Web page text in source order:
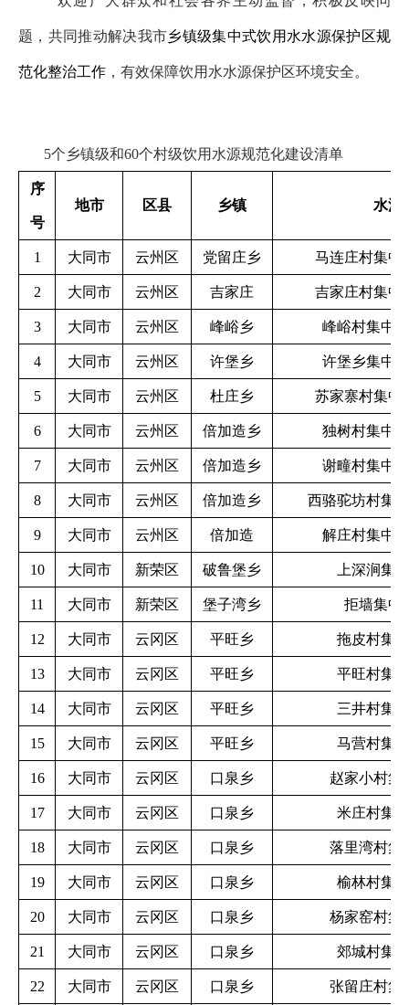
题，共同推动解决我市乡镇级集中式饮用水水源保护区规
范化整治工作 ，有效保障饮用水水源保护区环境安全。
5个乡镇级和60个村级饮用水源规范化建设清单
序
号
地市 区县 乡镇 水源
1 大同市 云州区 党留庄乡 马连庄村集中
2 大同市 云州区 吉家庄 吉家庄村集中
3 大同市 云州区 峰峪乡 峰峪村集中
4 大同市 云州区 许堡乡 许堡乡集中
5 大同市 云州区 杜庄乡 苏家寨村集中
6 大同市 云州区 倍加造乡 独树村集中
7 大同市 云州区 倍加造乡 谢疃村集中
8 大同市 云州区 倍加造乡 西骆驼坊村集
9 大同市 云州区 倍加造 解庄村集中
10 大同市 新荣区 破鲁堡乡 上深涧集
11 大同市 新荣区 堡子湾乡 拒墙集中
12 大同市 云冈区 平旺乡 拖皮村集
13 大同市 云冈区 平旺乡 平旺村集
14 大同市 云冈区 平旺乡 三井村集
15 大同市 云冈区 平旺乡 马营村集
16 大同市 云冈区 口泉乡 赵家小村集
17 大同市 云冈区 口泉乡 米庄村集
18 大同市 云冈区 口泉乡 落里湾村集
19 大同市 云冈区 口泉乡 榆林村集
20 大同市 云冈区 口泉乡 杨家窑村集
21 大同市 云冈区 口泉乡 郊城村集
22 大同市 云冈区 口泉乡 张留庄村集